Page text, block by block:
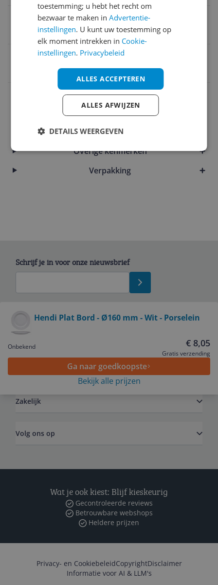
Magnetronbestendig
8711369787007
Afmetingen & gewicht
Algemene kenmerken
Fabrieksgarantie
Overige kenmerken
Verpakking
Hendi Plat Bord - Ø160 mm - Wit - Porselein
Onbekend € 8,05
Gratis verzending
Ga naar goedkoopste
Bekijk alle prijzen
Schrijf je in voor onze nieuwsbrief
Service
Zakelijk
Volg ons op
Wat je ook kiest: Blijf kieskeurig
Gecontroleerde reviews
Betrouwbare webshops
Heldere prijzen
Privacy- en CookiebeleidCopyrightDisclaimer
Informatie voor AI & LLM's
toestemming; u hebt het recht om
bezwaar te maken inAdvertentie-
instellingen. U kunt uw toestemming op
elk moment intrekken in Cookie-
instellingen. Privacybeleid
ALLES ACCEPTEREN
ALLES AFWIJZEN
DETAILS WEERGEVEN